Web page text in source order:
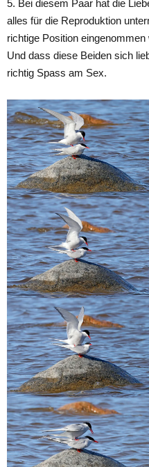
5. Bei diesem Paar hat die
alles für die Reproduktion
richtige Position
Und dass diese Beiden sich
richtig Spass am Sex.